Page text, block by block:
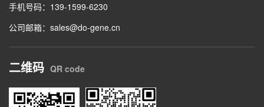
手机号码：139-1599-6230
公司邮箱：sales@do-gene.cn
二维码 QR code